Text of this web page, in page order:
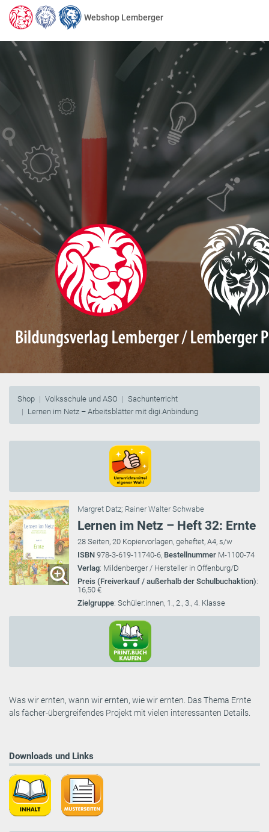
Webshop Lemberger
Shop Volksschule und ASO
Sachunterricht
Lernen im Netz – Arbeitsblätter mit digi.Anbindung
Margret Datz; Rainer Walter Schwabe
Lernen im Netz – Heft 32: Ernte
28 Seiten, 20 Kopiervorlagen, geheftet, A4, s/w
ISBN 978-3-619-11740-6, Bestellnummer M-1100-74
Verlag: Mildenberger / Hersteller in Offenburg/D
Preis (Freiverkauf / außerhalb der Schulbuchaktion):
16,50 €
Zielgruppe: Schüler:innen, 1., 2., 3., 4. Klasse
Was wir ernten, wann wir ernten, wie wir ernten. Das Thema Ernte
als fächer-übergreifendes Projekt mit vielen interessanten Details.
Downloads und Links